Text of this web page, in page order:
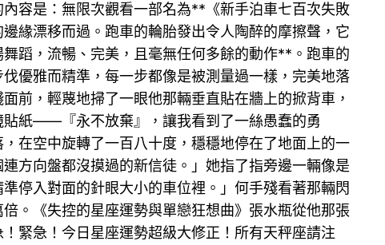
容是：無限次觀看一部名為**《新手泊車七百次失敗
緣漂移而過。跑車的輪胎發出令人陶醉的摩擦聲，它
蹈，流暢、完美，且毫無任何多餘的動作**。跑車的
優雅而精準，每一步都像是被測量過一樣，完美地落
前，輕蔑地掃了一眼他那輛垂直貼在牆上的掀背車，
貼紙——『永不放棄』，讓我看到了一絲愚蠢的勇
在空中旋轉了一百八十度，穩穩地停在了地面上的一
方向盤都沒摸過的新信徒。」她指了指旁邊一輛像是
停入對面的針眼大小的車位裡。」何手殘看著那輛閃
。《失控的星座運勢與單戀狂想曲》張水瓶從他那張
緊急！今日星座運勢超級大修正！所有天秤座請注